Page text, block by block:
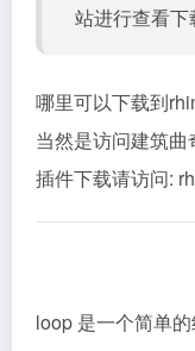
站进行查看下
哪里可以下载到
当然是访问建筑
插件下载请访问:
loop 是一个简单